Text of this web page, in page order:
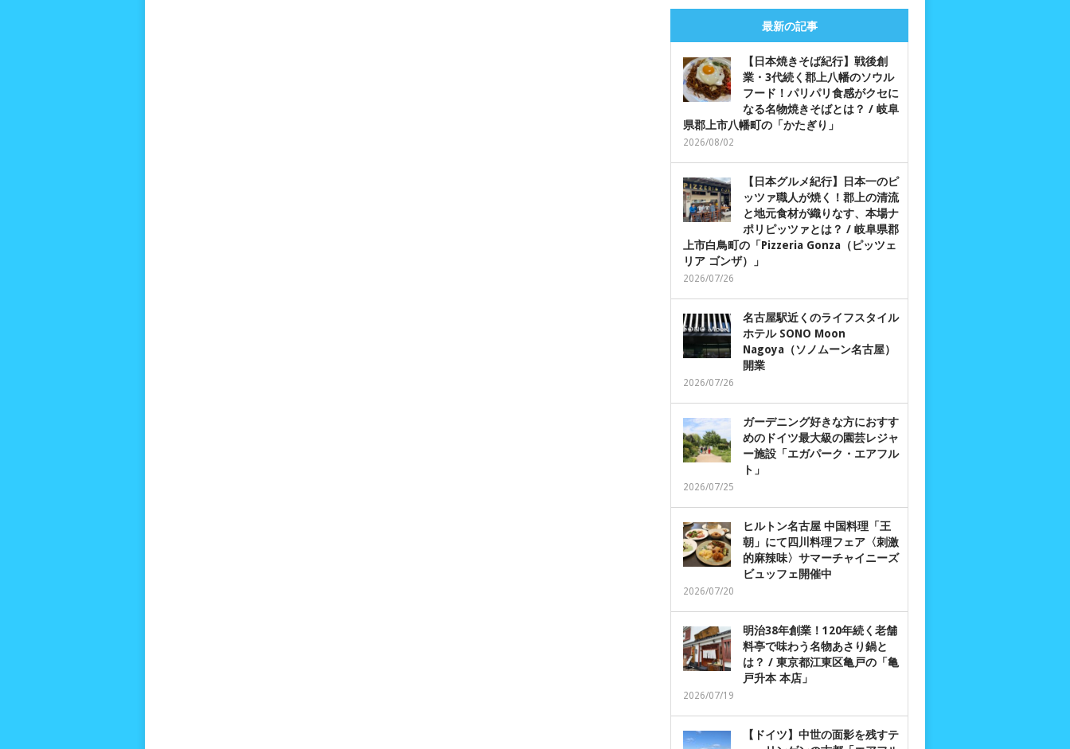
最新の記事
【日本焼きそば紀行】戦後創
業・3代続く郡上八幡のソウル
フード！パリパリ食感がクセに
なる名物焼きそばとは？ / 岐阜
県郡上市八幡町の「かたぎり」
2026/08/02
【日本グルメ紀行】日本一のピ
ッツァ職人が焼く！郡上の清流
と地元食材が織りなす、本場ナ
ポリピッツァとは？ / 岐阜県郡
上市白鳥町の「Pizzeria Gonza（ピッツェ
リア ゴンザ）」
2026/07/26
名古屋駅近くのライフスタイル
ホテル SONO Moon
Nagoya（ソノムーン名古屋）
開業
2026/07/26
ガーデニング好きな方におすす
めのドイツ最大級の園芸レジャ
ー施設「エガパーク・エアフル
ト」
2026/07/25
ヒルトン名古屋 中国料理「王
朝」にて四川料理フェア〈刺激
的麻辣味〉サマーチャイニーズ
ビュッフェ開催中
2026/07/20
明治38年創業！120年続く老舗
料亭で味わう名物あさり鍋と
は？ / 東京都江東区亀戸の「亀
戸升本 本店」
2026/07/19
【ドイツ】中世の面影を残すテ